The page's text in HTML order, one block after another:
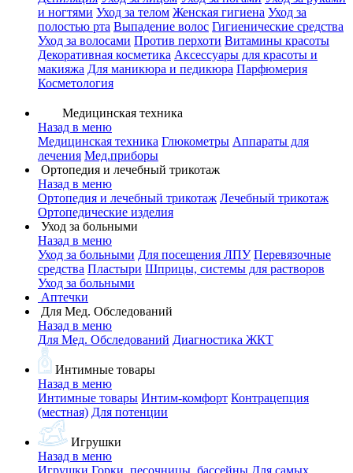
и ногтями Уход за телом Женская гигиена Уход за
полостью рта Выпадение волос Гигиенические средства
Уход за волосами Против перхоти Витамины красоты
Декоративная косметика Аксессуары для красоты и
макияжа Для маникюра и педикюра Парфюмерия
Косметология
Медицинская техника
Назад в меню
Медицинская техника Глюкометры Аппараты для
лечения Мед.приборы
Ортопедия и лечебный трикотаж
Назад в меню
Ортопедия и лечебный трикотаж Лечебный трикотаж
Ортопедические изделия
Уход за больными
Назад в меню
Уход за больными Для посещения ЛПУ Перевязочные
средства Пластыри Шприцы, системы для растворов
Уход за больными
Аптечки
Для Мед. Обследований
Назад в меню
Для Мед. Обследований Диагностика ЖКТ
Интимные товары
Назад в меню
Интимные товары Интим-комфорт Контрацепция
(местная) Для потенции
Игрушки
Назад в меню
Игрушки Горки, песочницы, бассейны Для самых